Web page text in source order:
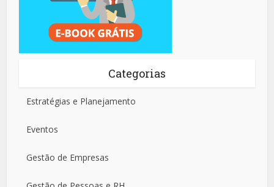
Categorias
Estratégias e Planejamento
Eventos
Gestão de Empresas